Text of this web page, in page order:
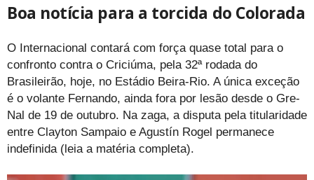
Boa notícia para a torcida do Colorada
O Internacional contará com força quase total para o
confronto contra o Criciúma, pela 32ª rodada do
Brasileirão, hoje, no Estádio Beira-Rio. A única exceção
é o volante Fernando, ainda fora por lesão desde o Gre-
Nal de 19 de outubro. Na zaga, a disputa pela titularidade
entre Clayton Sampaio e Agustín Rogel permanece
indefinida (leia a matéria completa).